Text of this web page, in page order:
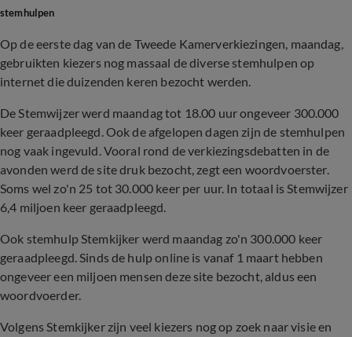
stemhulpen
Op de eerste dag van de Tweede Kamerverkiezingen, maandag,
gebruikten kiezers nog massaal de diverse stemhulpen op
internet die duizenden keren bezocht werden.
De Stemwijzer werd maandag tot 18.00 uur ongeveer 300.000
keer geraadpleegd. Ook de afgelopen dagen zijn de stemhulpen
nog vaak ingevuld. Vooral rond de verkiezingsdebatten in de
avonden werd de site druk bezocht, zegt een woordvoerster.
Soms wel zo'n 25 tot 30.000 keer per uur. In totaal is Stemwijzer
6,4 miljoen keer geraadpleegd.
Ook stemhulp Stemkijker werd maandag zo'n 300.000 keer
geraadpleegd. Sinds de hulp online is vanaf 1 maart hebben
ongeveer een miljoen mensen deze site bezocht, aldus een
woordvoerder.
Volgens Stemkijker zijn veel kiezers nog op zoek naar visie en